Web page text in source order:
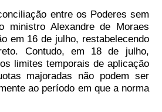
entre os Poderes sem
ministro Alexandre de Moraes
em 16 de julho, restabelecendo
Contudo, em 18 de julho,
limites temporais de aplicação
majoradas não podem ser
ao período em que a norma